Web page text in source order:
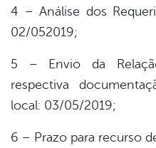
4 – Análise dos
02/052019;
5 – Envio da
respectiva
local: 03/05/2019;
6 – Prazo para recurso